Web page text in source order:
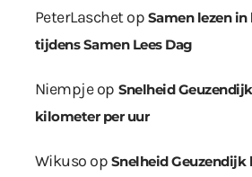
PeterLaschetop Samen lezen
tijdens Samen Lees Dag
Niempjeop Snelheid
kilometer per uur
Wikuso op Snelheid Geuzendijk